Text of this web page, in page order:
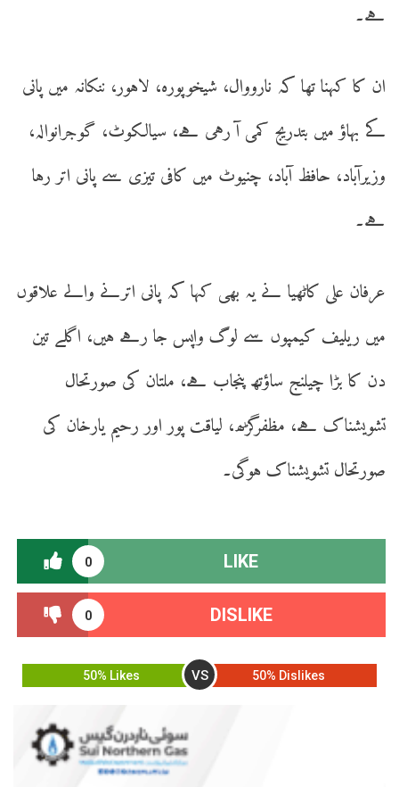
ہے۔
ان کا کہنا تھا کہ نارووال، شیخوپورہ، لاہور، ننکانہ میں پانی
کے بہاؤ میں بتدریج کمی آ رہی ہے، سیالکوٹ، گوجرانوالہ،
وزیرآباد، حافظ آباد، چنیوٹ میں کافی تیزی سے پانی اتر رہا
ہے۔
عرفان علی کاٹھیا نے یہ بھی کہا کہ پانی اترنے والے علاقوں
میں ریلیف کیمپوں سے لوگ واپس جا رہے ہیں، اگلے تین
دن کا بڑا چیلنج ساؤتھ پنجاب ہے، ملتان کی صورتحال
تشویشناک ہے، مظفرگڑھ، لیاقت پور اور رحیم یارخان کی
صورتحال تشویشناک ہوگی۔
0 LIKE
0 DISLIKE
50% Likes VS 50% Dislikes